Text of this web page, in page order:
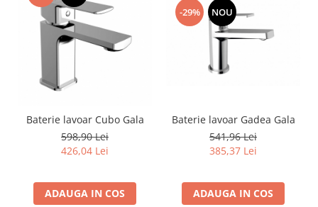
Baterie lavoar Cubo Gala
598,90 Lei
426,04 Lei
ADAUGA IN COS
-29% NOU
Baterie lavoar Gadea Gala
541,96 Lei
385,37 Lei
ADAUGA IN COS